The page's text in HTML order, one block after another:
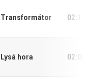
Transformátor
Lysá hora